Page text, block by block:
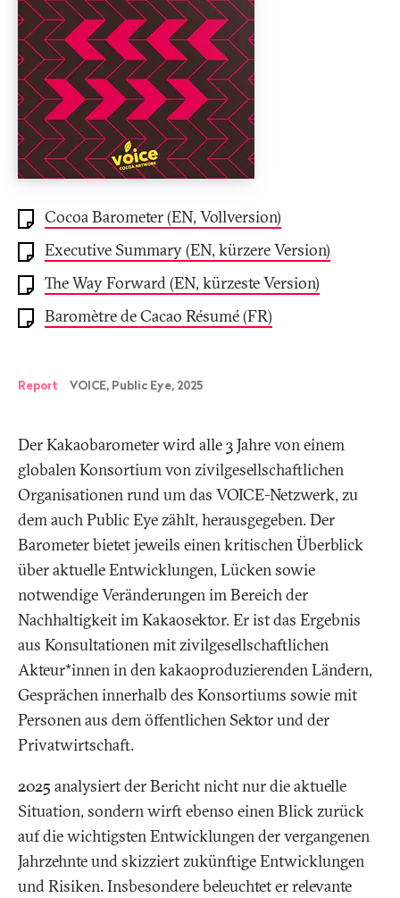
Cocoa Barometer (EN, Vollversion)
Executive Summary (EN, kürzere Version)
The Way Forward (EN, kürzeste Version)
Baromètre de Cacao Résumé (FR)
Report VOICE, Public Eye, 2025
Der Kakaobarometer wird alle 3 Jahre von einem
globalen Konsortium von zivilgesellschaftlichen
Organisationen rund um das VOICE-Netzwerk, zu
dem auch Public Eye zählt, herausgegeben. Der
Barometer bietet jeweils einen kritischen Überblick
über aktuelle Entwicklungen, Lücken sowie
notwendige Veränderungen im Bereich der
Nachhaltigkeit im Kakaosektor. Er ist das Ergebnis
aus Konsultationen mit zivilgesellschaftlichen
Akteur*innen in den kakaoproduzierenden Ländern,
Gesprächen innerhalb des Konsortiums sowie mit
Personen aus dem öffentlichen Sektor und der
Privatwirtschaft.
2025 analysiert der Bericht nicht nur die aktuelle
Situation, sondern wirft ebenso einen Blick zurück
auf die wichtigsten Entwicklungen der vergangenen
Jahrzehnte und skizziert zukünftige Entwicklungen
und Risiken. Insbesondere beleuchtet er relevante